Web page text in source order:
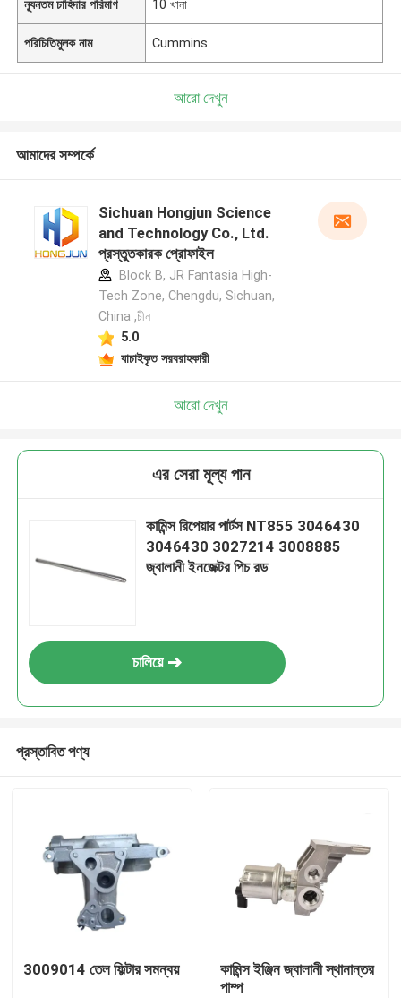
ন্যূনতম চাহিদার পরিমাণ 10 খানা
পরিচিতিমুলক নাম Cummins
আরো দেখুন
আমাদের সম্পর্কে
Sichuan Hongjun Science
and Technology Co., Ltd.
প্রস্তুতকারক প্রোফাইল
Block B, JR Fantasia High-
Tech Zone, Chengdu, Sichuan,
China ,চীন
5.0
যাচাইকৃত সরবরাহকারী
আরো দেখুন
এর সেরা মূল্য পান
কামিন্স রিপেয়ার পার্টস NT855 3046430
3046430 3027214 3008885
জ্বালানী ইনজেক্টর পিচ রড
চালিয়ে
প্রস্তাবিত পণ্য
3009014 তেল ফিল্টার সমন্বয়
কামিন্স ইঞ্জিন জ্বালানী স্থানান্তর
পাম্প